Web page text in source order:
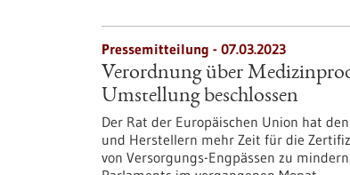
Pressemitteilung - 07.03.2023
Verordnung über
Umstellung beschlossen
Der Rat der Europäischen Union hat
und Herstellern mehr Zeit für die
von Versorgungs-Engpässen zu